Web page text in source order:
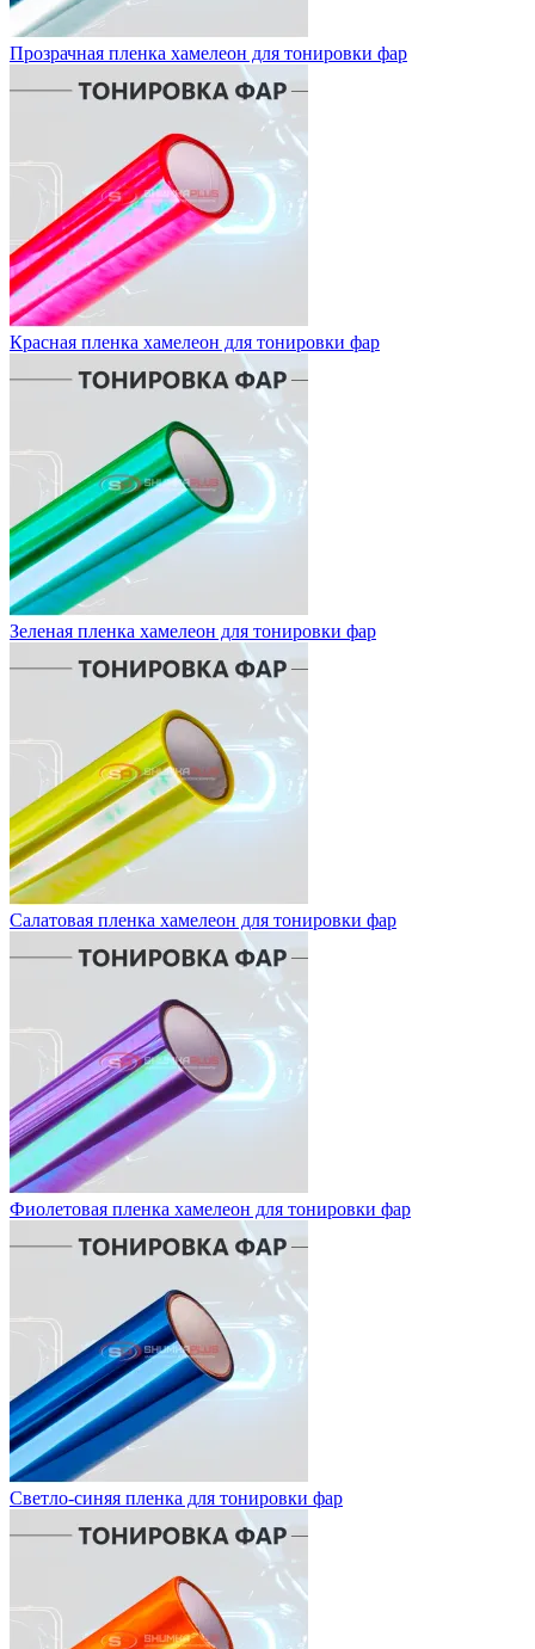
Прозрачная пленка хамелеон для тонировки фар
Красная пленка хамелеон для тонировки фар
Зеленая пленка хамелеон для тонировки фар
Салатовая пленка хамелеон для тонировки фар
Фиолетовая пленка хамелеон для тонировки фар
Светло-синяя пленка для тонировки фар